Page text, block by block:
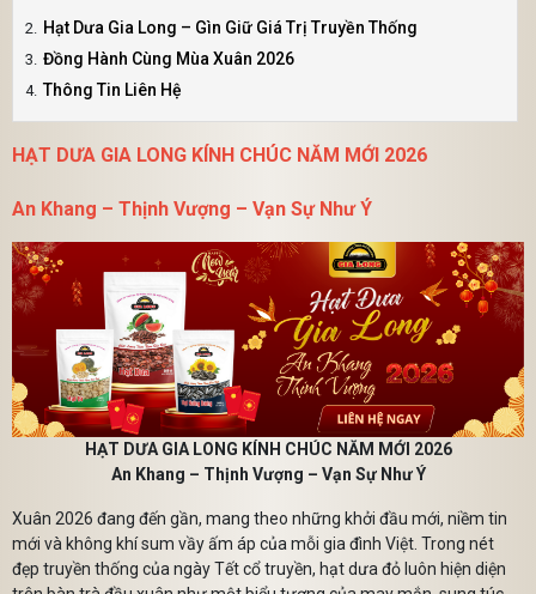
Hạt Dưa Gia Long – Gìn Giữ Giá Trị Truyền Thống
Đồng Hành Cùng Mùa Xuân 2026
Thông Tin Liên Hệ
HẠT DƯA GIA LONG KÍNH CHÚC NĂM MỚI 2026
An Khang – Thịnh Vượng – Vạn Sự Như Ý
HẠT DƯA GIA LONG KÍNH CHÚC NĂM MỚI 2026
An Khang – Thịnh Vượng – Vạn Sự Như Ý
Xuân 2026 đang đến gần, mang theo những khởi đầu mới, niềm tin
mới và không khí sum vầy ấm áp của mỗi gia đình Việt. Trong nét
đẹp truyền thống của ngày Tết cổ truyền, hạt dưa đỏ luôn hiện diện
Mã giảm giá:
Ngày hết hạn:
Điều kiện: